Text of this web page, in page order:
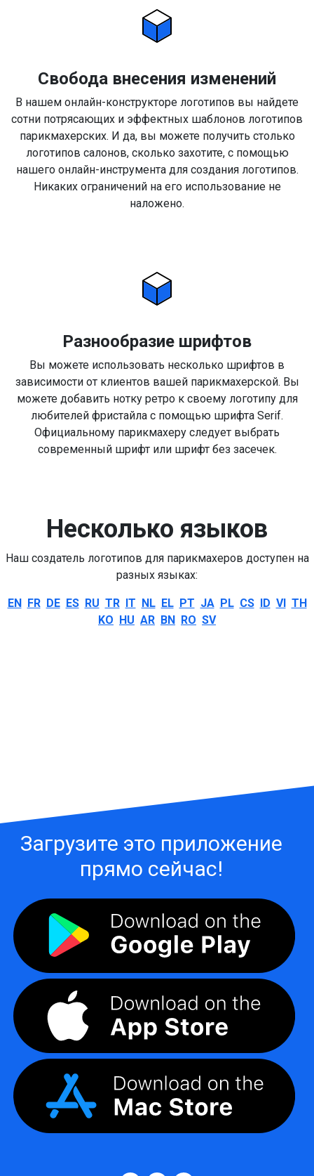
Свобода внесения изменений
В нашем онлайн-конструкторе логотипов вы найдете
сотни потрясающих и эффектных шаблонов логотипов
парикмахерских. И да, вы можете получить столько
логотипов салонов, сколько захотите, с помощью
нашего онлайн-инструмента для создания логотипов.
Никаких ограничений на его использование не
наложено.
Разнообразие шрифтов
Вы можете использовать несколько шрифтов в
зависимости от клиентов вашей парикмахерской. Вы
можете добавить нотку ретро к своему логотипу для
любителей фристайла с помощью шрифта Serif.
Официальному парикмахеру следует выбрать
современный шрифт или шрифт без засечек.
Несколько языков
Наш создатель логотипов для парикмахеров доступен на
разных языках:
EN FR DE ES RU TR IT NL EL PT JA PL CS ID VI TH
KO HU AR BN RO SV
Загрузите это приложение
прямо сейчас!